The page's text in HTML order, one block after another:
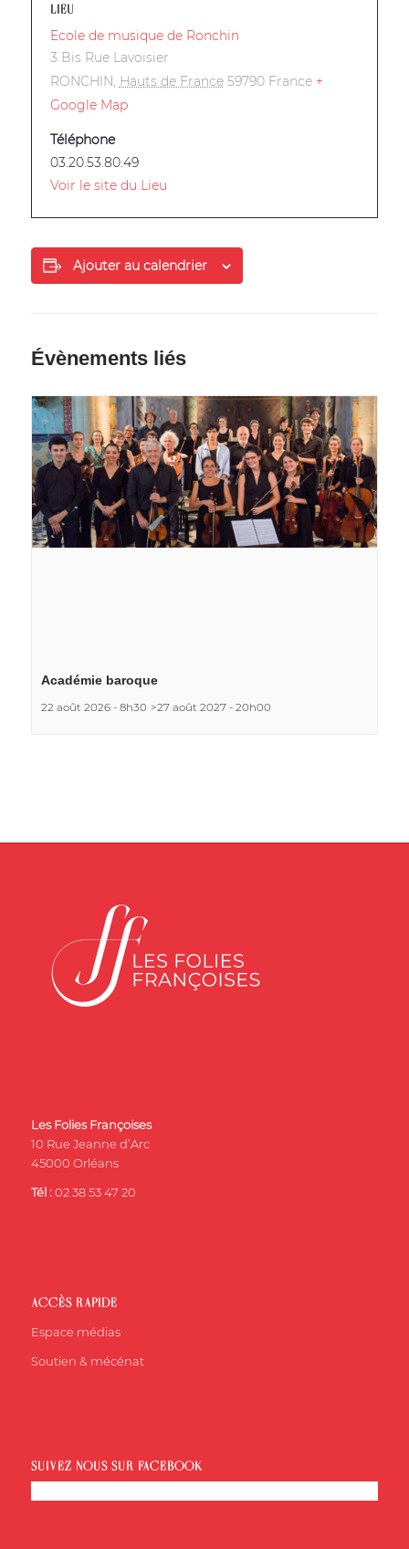
LIEU
Ecole de musique de Ronchin
3 Bis Rue Lavoisier
RONCHIN, Hauts de France 59790 France +
Google Map
Téléphone
03.20.53.80.49
Voir le site du Lieu
Ajouter au calendrier
Évènements liés
Académie baroque
22 août 2026 - 8h30 >27 août 2027 - 20h00
Les Folies Françoises
10 Rue Jeanne d’Arc
45000 Orléans
Tél : 02 38 53 47 20
ACCÈS RAPIDE
Espace médias
Soutien & mécénat
SUIVEZ-NOUS SUR FACEBOOK